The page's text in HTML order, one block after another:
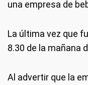
una empresa de
La última vez que
8.30 de la mañana
Al advertir que la